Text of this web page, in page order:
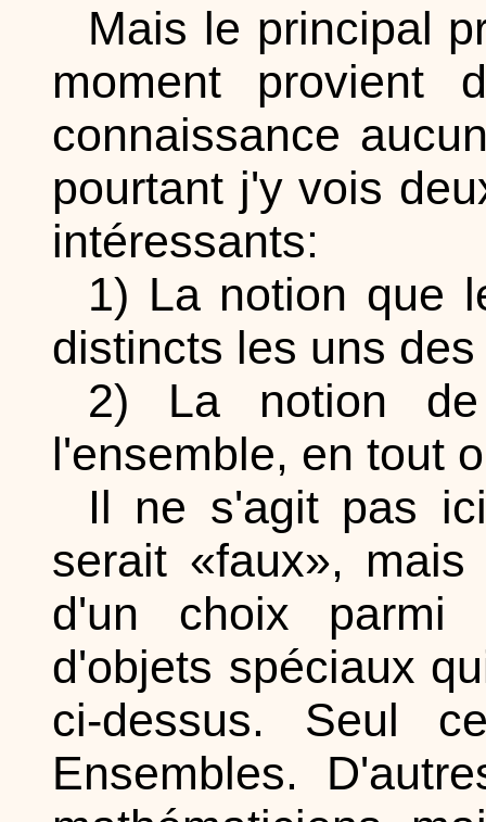
Mais le principal
moment provient
connaissance
pourtant j'y vois
intéressants:
1) La notion que
distincts les uns
2) La notion de
l'ensemble, en tout
Il ne s'agit pas
serait «faux»,
d'un choix parmi
d'objets spéciaux
ci-dessus. Seul
Ensembles.